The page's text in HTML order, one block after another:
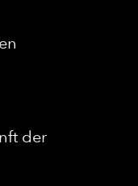
der